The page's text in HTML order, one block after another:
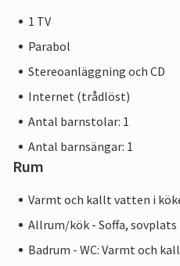
variera.
1 TV
Parabol
Stereoanläggning och CD
Internet (trådlöst)
Antal barnstolar: 1
Antal barnsängar: 1
Rum
Varmt och kallt vatten i
Allrum/kök - Soffa,
Badrum - WC: Varmt och